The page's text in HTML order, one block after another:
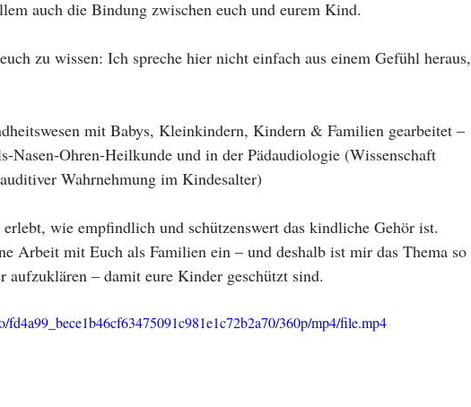
auch die Bindung zwischen euch und eurem Kind.
zu wissen: Ich spreche hier nicht einfach aus einem Gefühl heraus,
mit Babys, Kleinkindern, Kindern & Familien gearbeitet –
Nasen-Ohren-Heilkunde und in der Pädaudiologie (Wissenschaft
Wahrnehmung im Kindesalter)
wie empfindlich und schützenswert das kindliche Gehör ist.
Arbeit mit Euch als Familien ein – und deshalb ist mir das Thema so
– damit eure Kinder geschützt sind.
360p/mp4/file.mp4